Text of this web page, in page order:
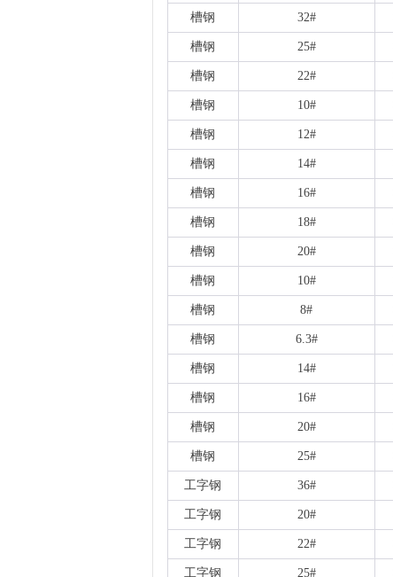
槽钢 32#
槽钢 25#
槽钢 22#
槽钢 10#
槽钢 12#
槽钢 14#
槽钢 16#
槽钢 18#
槽钢 20#
槽钢 10#
槽钢 8#
槽钢 6.3#
槽钢 14#
槽钢 16#
槽钢 20#
槽钢 25#
工字钢 36#
工字钢 20#
工字钢 22#
工字钢 25#